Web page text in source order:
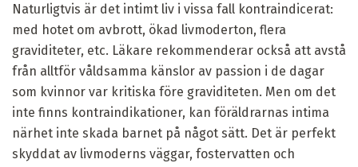
Naturligtvis är det intimt liv i vissa fall kontraindicerat:
med hotet om avbrott, ökad livmoderton, flera
graviditeter, etc. Läkare rekommenderar också att avstå
från alltför våldsamma känslor av passion i de dagar
som kvinnor var kritiska före graviditeten. Men om det
inte finns kontraindikationer, kan föräldrarnas intima
närhet inte skada barnet på något sätt. Det är perfekt
skyddat av livmoderns väggar, fostervatten och